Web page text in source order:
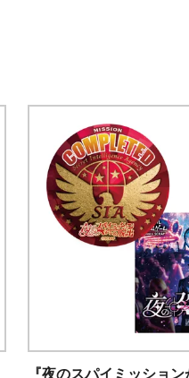
『夜のスパイミッション